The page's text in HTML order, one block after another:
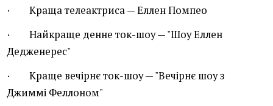
· Краща телеактриса — Еллен Помпео
· Найкраще денне ток-шоу — "Шоу Еллен
Дедженерес"
· Краще вечірнє ток-шоу — "Вечірнє шоу з
Джиммі Феллоном"